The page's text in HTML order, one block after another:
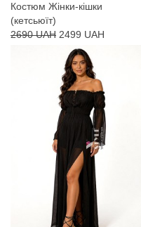
Костюм Жінки-кішки
(кетсьюїт)
2690 UAH 2499 UAH